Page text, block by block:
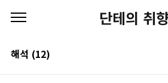
단테의 취
해석 (12)